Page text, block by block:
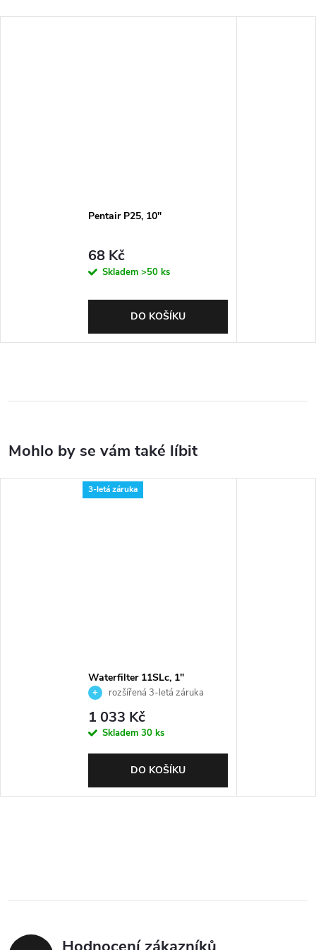
Pentair P25, 10"
68 Kč
Skladem >50 ks
DO KOŠÍKU
3-letá záruka
Waterfilter 11SLc, 1"
rozšířená 3-letá záruka
1 033 Kč
Skladem 30 ks
DO KOŠÍKU